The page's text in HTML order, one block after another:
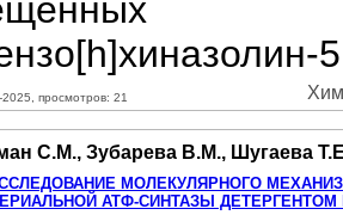
просмотров: 21
С.М., Зубарева В.М., Шугаева
МОЛЕКУЛЯРНОГО
АТФ-СИНТАЗЫ ДЕТЕРГЕНТОМ